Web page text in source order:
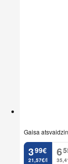
Gaisa
3
. 99€
21,57€/l
6
.